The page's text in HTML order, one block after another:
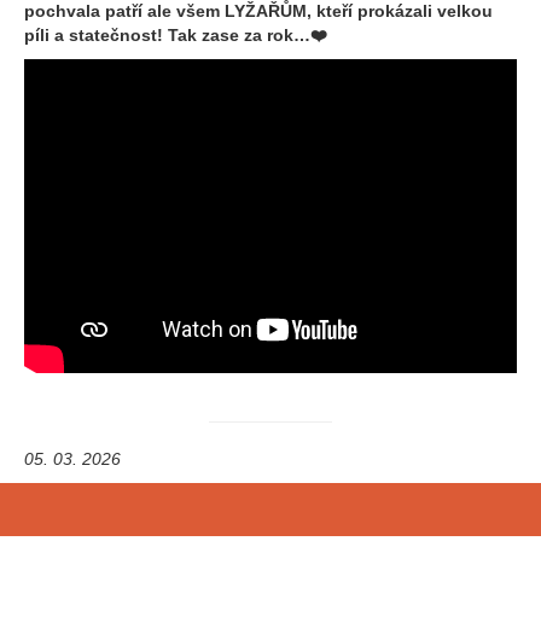
pochvala patří ale všem LYŽAŘŮM, kteří prokázali velkou
píli a statečnost! Tak zase za rok…❤️
05. 03. 2026